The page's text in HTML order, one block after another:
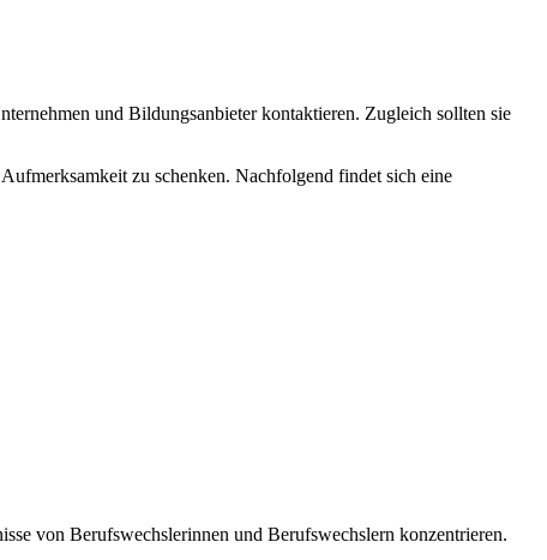
und Bildungsanbieter kontaktieren. Zugleich sollten sie
zu schenken. Nachfolgend findet sich eine
von Berufswechslerinnen und Berufswechslern konzentrieren.